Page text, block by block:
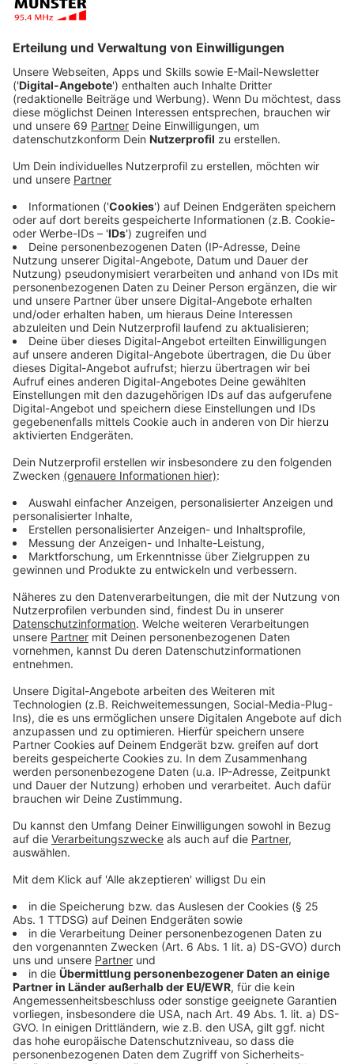
Der 18. Volksbank-Münster-Marathon (08.09.) ist
schon wieder Geschichte, und die vielen Akteure
erinnern sich gern, wie auch die vielen Zuschauer, an
den schönen Erlebnistag in Münster zurück. Viele
Bestzeiten, viel Energie, viel Spaß und Freude waren
das Ergebnis dieses hochkarätigen Events. Die
Vorbereitungen für 2020 laufen bereits seit Juli - so
ist Münster-Marathon e.V. bereits am nächsten
Wochenende (21./22.09.) beim Berlin Marathon als
Aussteller vertreten.
Anzeige
Ende vergangener Woche ereilte das Marathon-
Orgateam allerdings dann die Hiobsbotschaft, dass die
Kommunalwahl im kommenden Jahr ausgerechnet auf
den angestammten Marathontermin fällt: Auf den
zweiten Sonntag im September. Gemeinsam mit
Vertretern der Stadt Münster hat das Orga-Team nun
einen neuen Termin für das nächste Jahr gesucht.
Eigentlich war der 13. September 2020 gesetzt. Eine
Woche vor diesem Termin findet das
Stadtschützenfest statt, aber auch der Schauraum,
mit dem der Marathon in diesem Jahr schon kollidierte.
So besteht nur die Möglichkeit, den Marathon im
kommenden Jahr am 20. September stattfinden zu
lassen.
Anzeige
Inzwischen kam die offizielle Bestätigung des
Leichtathletikverbandes für diesen neuen Termin im
kommenden Jahr. Alle bereits vorhandenen
Drucksachen und Aussendungen werden derzeit neu
produziert bzw. verändert. "Es macht keinen Sinn, den
Marathon parallel mit der Kommunalwahl
durchzuführen", so Helmar Winkler und Michael
Brinkmann, Teilnehmer der Sitzung bei der Stadt
Münster.
Anzeige
"Wir hoffen, dass uns unsere treuen Läuferinnen und
Läufer auch für diesen neuen Termin im kommenden
Jahr die Treue halten und sich den 20.09.20 - ein
einfach zu merkender Termin - bereits fest für einen
Start eintragen," so dass Orga Team.
Anzeige